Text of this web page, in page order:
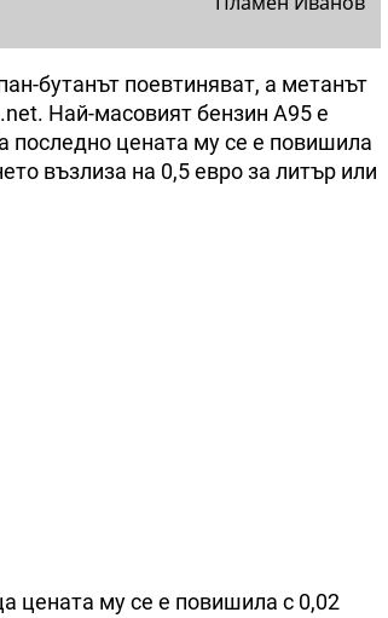
бутанът поевтиняват, а метанът
Най-масовият бензин А95 е
последно цената му се е повишила
възлиза на 0,5 евро за литър или
цената му се е повишила с 0,02